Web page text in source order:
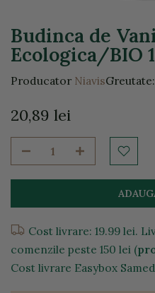
Budinca de
Ecologica/BIO
Producator NiavisGreutate:
20,89 lei
Cost livrare: 19.99 lei.
comenzile peste 150 lei (
Cost livrare Easybox